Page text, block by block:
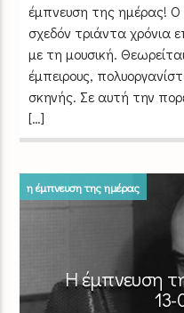
έμπνευση της ημέρας!
σχεδόν τριάντα χρόνια
με τη μουσική.
έμπειρους,
σκηνής. Σε αυτή την
[…]
η έμπνευση της ημέρας
Η έμπνευση
13-